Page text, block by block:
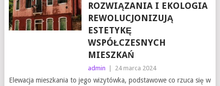
ROZWIĄZANIA I EKOLOGIA
REWOLUCJONIZUJĄ
ESTETYKĘ
WSPÓŁCZESNYCH
MIESZKAŃ
admin 24 marca 2024
Elewacja mieszkania to jego wizytówka, podstawowe co rzuca się w